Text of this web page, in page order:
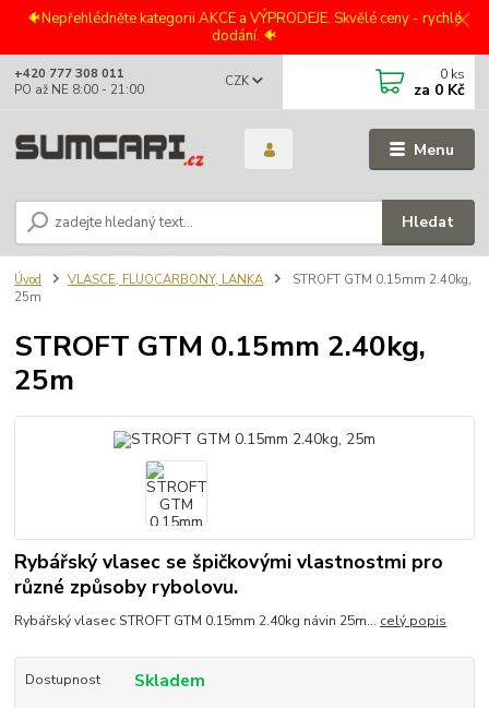
🐠Nepřehlédněte kategorii AKCE a VÝPRODEJE. Skvělé ceny - rychlé
dodání. 🐠
Menu
CZK
Hledat
+420 777 308 011
PO až NE 8:00 - 21:00
0 ks
za 0 Kč
Úvod VLASCE, FLUOCARBONY, LANKA
STROFT GTM 0.15mm 2.40kg,
25m
STROFT GTM 0.15mm 2.40kg,
25m
Rybářský vlasec se špičkovými vlastnostmi pro
různé způsoby rybolovu.
Rybářský vlasec STROFT GTM 0.15mm 2.40kg návin 25m... celý popis
Dostupnost Skladem